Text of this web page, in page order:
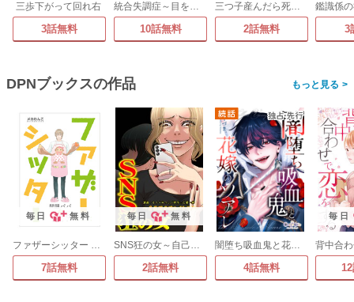
三歩下がって回れ右
3話無料
統合失調症～目を離すと妻が死のうとします～
10話無料
三つ子産んだら死にかけました。
2話無料 3
DPNブックスの作品 >
毎日 無料
ファザーシッター ～問題パパのしつけ承ります～
7話無料
毎日 無料
SNS狂の女～自己顕示欲のバケモノ～
2話無料
闇堕ち吸血鬼と花嫁のソアレ
4話無料
毎日